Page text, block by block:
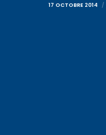
17 OCTOBRE 2014